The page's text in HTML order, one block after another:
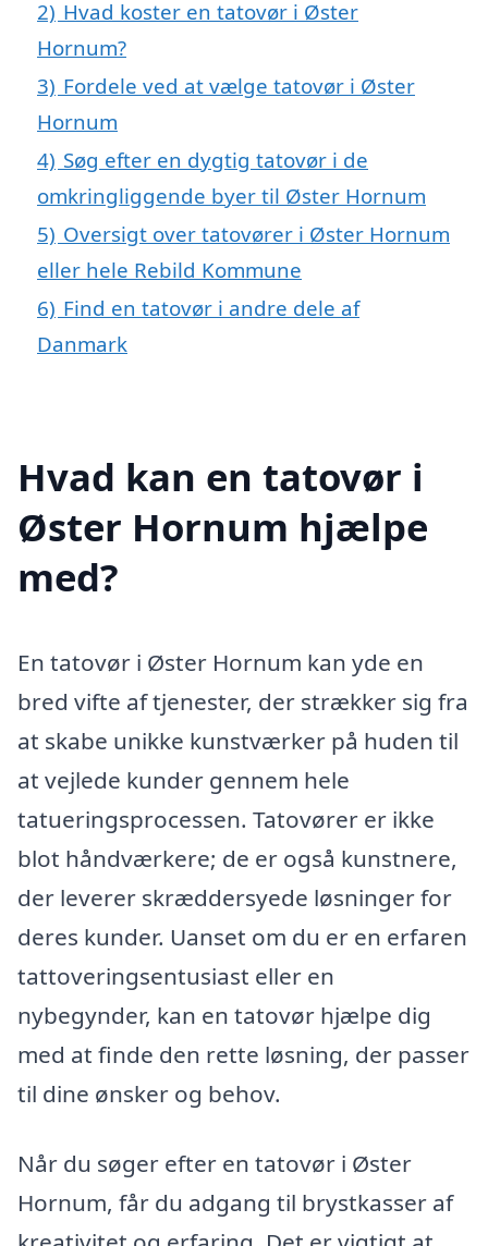
2) Hvad koster en tatovør i Øster
Hornum?
3) Fordele ved at vælge tatovør i Øster
Hornum
4) Søg efter en dygtig tatovør i de
omkringliggende byer til Øster Hornum
5) Oversigt over tatovører i Øster Hornum
eller hele Rebild Kommune
6) Find en tatovør i andre dele af
Danmark
Hvad kan en tatovør i
Øster Hornum hjælpe
med?
En tatovør i Øster Hornum kan yde en
bred vifte af tjenester, der strækker sig fra
at skabe unikke kunstværker på huden til
at vejlede kunder gennem hele
tatueringsprocessen. Tatovører er ikke
blot håndværkere; de er også kunstnere,
der leverer skræddersyede løsninger for
deres kunder. Uanset om du er en erfaren
tattoveringsentusiast eller en
nybegynder, kan en tatovør hjælpe dig
med at finde den rette løsning, der passer
til dine ønsker og behov.
Når du søger efter en tatovør i Øster
Hornum, får du adgang til brystkasser af